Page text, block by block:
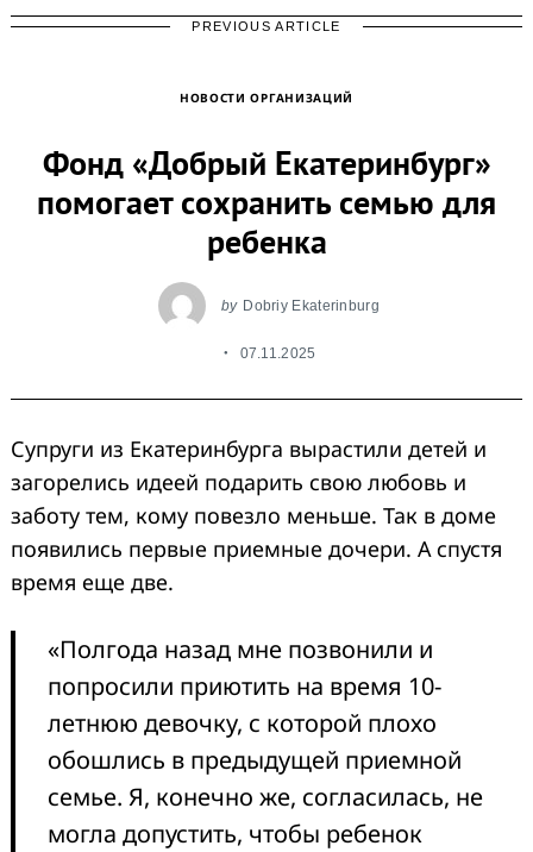
PREVIOUS ARTICLE
НОВОСТИ ОРГАНИЗАЦИЙ
Фонд «Добрый Екатеринбург»
помогает сохранить семью для
ребенка
by Dobriy Ekaterinburg
07.11.2025
Супруги из Екатеринбурга вырастили детей и
загорелись идеей подарить свою любовь и
заботу тем, кому повезло меньше. Так в доме
появились первые приемные дочери. А спустя
время еще две.
«Полгода назад мне позвонили и
попросили приютить на время 10-
летнюю девочку, с которой плохо
обошлись в предыдущей приемной
семье. Я, конечно же, согласилась, не
могла допустить, чтобы ребенок